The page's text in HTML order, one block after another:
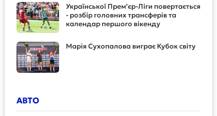
Української Прем’єр-Ліги повертається
- розбір головних трансферів та
календар першого вікенду
Марія Сухопалова виграє Кубок світу
АВТО